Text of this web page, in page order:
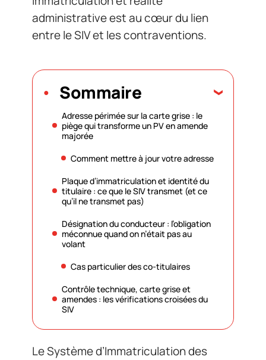
administrative est au cœur du lien
entre le SIV et les contraventions.
Sommaire
Adresse périmée sur la carte grise : le
piège qui transforme un PV en amende
majorée
Comment mettre à jour votre adresse
Plaque d’immatriculation et identité du
titulaire : ce que le SIV transmet (et ce
qu’il ne transmet pas)
Désignation du conducteur : l’obligation
méconnue quand on n’était pas au
volant
Cas particulier des co-titulaires
Contrôle technique, carte grise et
amendes : les vérifications croisées du
SIV
Le Système d’Immatriculation des